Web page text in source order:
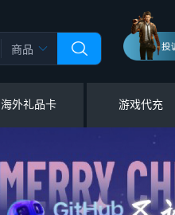
商品
海外礼品卡 游戏代充